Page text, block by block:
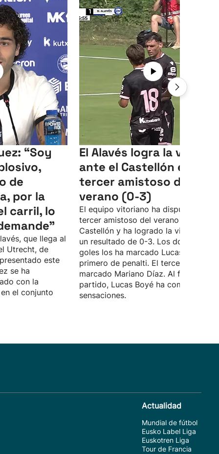
“Soy
de
por la
carril, lo
que llega al
Utrecht, de
este
se ha
con la
el conjunto
El Alavés logra la victoria
ante el Castellón en el
tercer amistoso del
verano (0-3)
El equipo vitoriano ha disputado su
tercer amistoso del verano ante el
Castellón y ha logrado la victoria con
un resultado de 0-3. Los dos
goles los ha marcado Lucas Boyé, el
primero de penalti. El tercero lo ha
marcado Mariano Díaz. Al final del
partido, Lucas Boyé ha compartido
sensaciones.
Actualidad
Mundial de fútbol
Eusko Label Liga
Euskotren Liga
Tour de Francia